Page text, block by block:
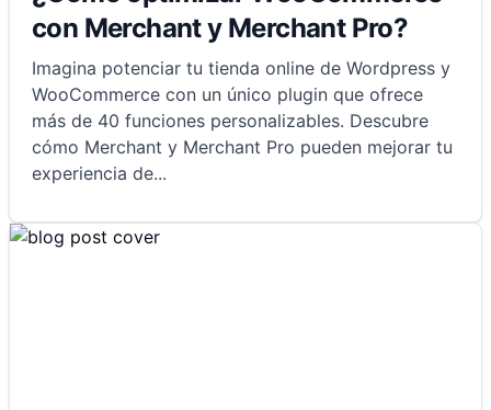
con Merchant y Merchant Pro?
Imagina potenciar tu tienda online de Wordpress y
WooCommerce con un único plugin que ofrece
más de 40 funciones personalizables. Descubre
cómo Merchant y Merchant Pro pueden mejorar tu
experiencia de...